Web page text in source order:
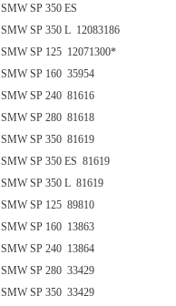
SMW SP 350 ES
SMW SP 350 L 12083186
SMW SP 125 12071300*
SMW SP 160 35954
SMW SP 240 81616
SMW SP 280 81618
SMW SP 350 81619
SMW SP 350 ES 81619
SMW SP 350 L 81619
SMW SP 125 89810
SMW SP 160 13863
SMW SP 240 13864
SMW SP 280 33429
SMW SP 350 33429